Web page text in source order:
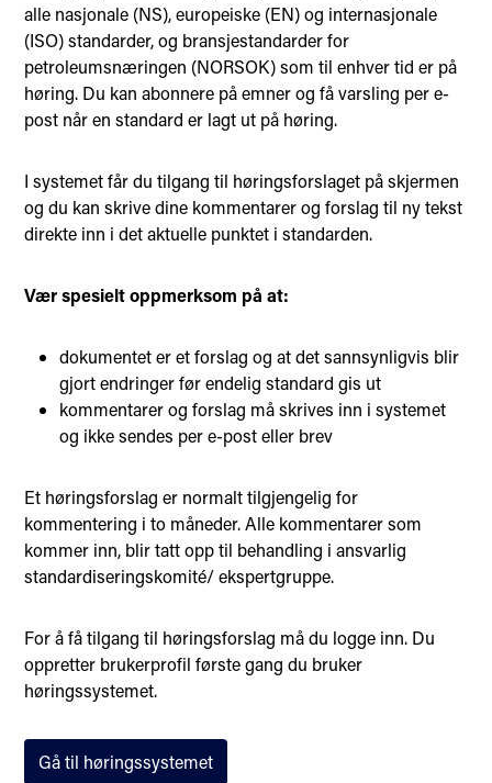
alle nasjonale (NS), europeiske (EN) og internasjonale
(ISO) standarder, og bransjestandarder for
petroleumsnæringen (NORSOK) som til enhver tid er på
høring. Du kan abonnere på emner og få varsling per e-
post når en standard er lagt ut på høring.
I systemet får du tilgang til høringsforslaget på skjermen
og du kan skrive dine kommentarer og forslag til ny tekst
direkte inn i det aktuelle punktet i standarden.
Vær spesielt oppmerksom på at:
dokumentet er et forslag og at det sannsynligvis blir
gjort endringer før endelig standard gis ut
kommentarer og forslag må skrives inn i systemet
og ikke sendes per e-post eller brev
Et høringsforslag er normalt tilgjengelig for
kommentering i to måneder. Alle kommentarer som
kommer inn, blir tatt opp til behandling i ansvarlig
standardiseringskomité/ ekspertgruppe.
For å få tilgang til høringsforslag må du logge inn. Du
oppretter brukerprofil første gang du bruker
høringssystemet.
Gå til høringssystemet